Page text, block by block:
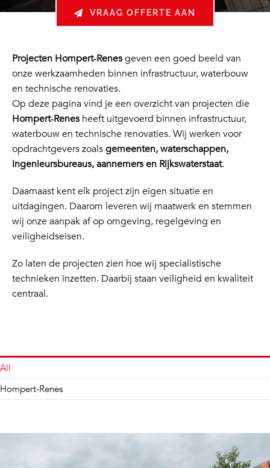
VRAAG OFFERTE AAN
Projecten Hompert‑Renesgeven een goed beeld van
onze werkzaamheden binnen infrastructuur, waterbouw
en technische renovaties.
Op deze pagina vind je een overzicht van projecten die
Hompert‑Renesheeft uitgevoerd binnen infrastructuur,
waterbouw en technische renovaties. Wij werken voor
opdrachtgevers zoalsgemeenten, waterschappen,
ingenieursbureaus, aannemers en Rijkswaterstaat.
Daarnaast kent elk project zijn eigen situatie en
uitdagingen. Daarom leveren wij maatwerk en stemmen
wij onze aanpak af op omgeving, regelgeving en
veiligheidseisen.
Zo laten de projecten zien hoe wij specialistische
technieken inzetten. Daarbij staan veiligheid en kwaliteit
centraal.
All
Hompert-Renes